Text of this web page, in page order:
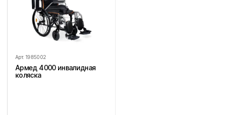
Арт. 1985002
Армед 4000 инвалидная
коляска